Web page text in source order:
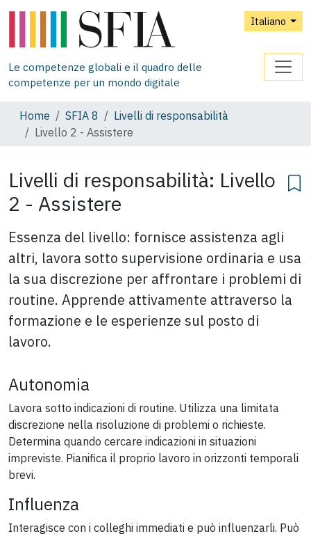
Italiano
Le competenze globali e il quadro delle
competenze per un mondo digitale
Home SFIA 8
Livelli di responsabilità
Livello 2 - Assistere
Livelli di responsabilità: Livello
2 - Assistere
Essenza del livello: fornisce assistenza agli
altri, lavora sotto supervisione ordinaria e usa
la sua discrezione per affrontare i problemi di
routine. Apprende attivamente attraverso la
formazione e le esperienze sul posto di
lavoro.
Autonomia
Lavora sotto indicazioni di routine. Utilizza una limitata
discrezione nella risoluzione di problemi o richieste.
Determina quando cercare indicazioni in situazioni
impreviste. Pianifica il proprio lavoro in orizzonti temporali
brevi.
Influenza
Interagisce con i colleghi immediati e può influenzarli. Può